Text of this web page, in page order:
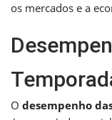
os mercados e a
O desempenho